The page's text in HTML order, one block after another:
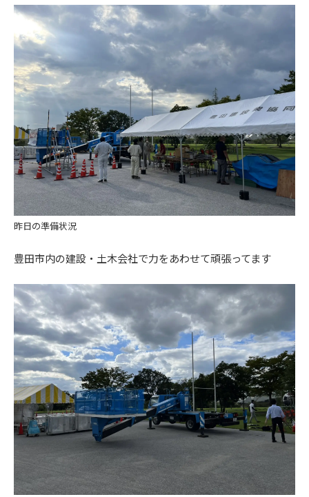
昨日の準備状況
豊田市内の建設・土木会社で力をあわせて頑張ってます